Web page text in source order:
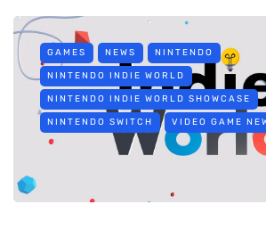
GAMES NEWS NINTENDO
NINTENDO INDIE WORLD
NINTENDO INDIE WORLD SHOWCASE
NINTENDO SWITCH VIDEO GAME